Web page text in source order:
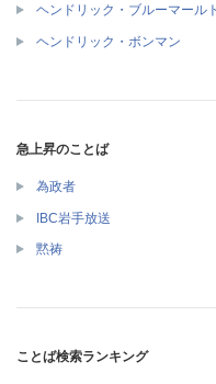
ヘンドリック・ブルーマールト
ヘンドリック・ボンマン
急上昇のことば
為政者
IBC岩手放送
黙祷
ことば検索ランキング